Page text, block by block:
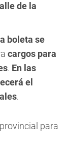
de la
boleta se
cargos para
. En las
el
.